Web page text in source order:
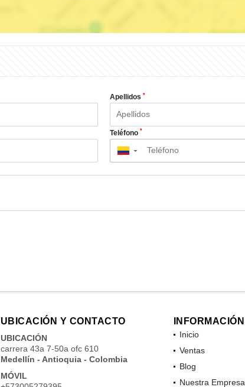
Apellidos *
Teléfono *
▼
UBICACIÓN Y CONTACTO
UBICACIÓN
carrera 43a 7-50a ofc 610
Medellín - Antioquia - Colombia
MÓVIL
INFORMACIÓN
Inicio
Ventas
Blog
Nuestra Empresa